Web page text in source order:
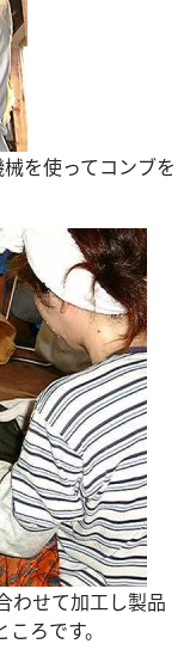
を使ってコンブを
わせて加工し製品
ろです。